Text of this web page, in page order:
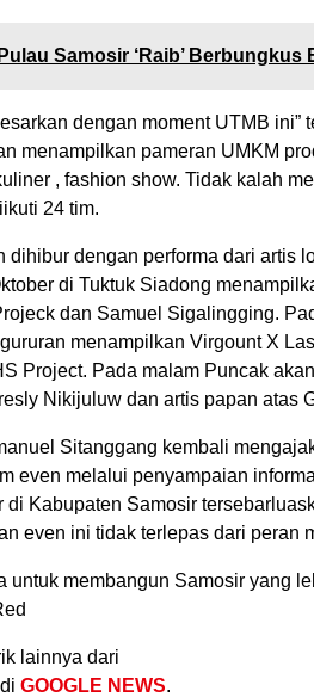
Pulau Samosir ‘Raib’ Berbungkus
dengan moment UTMB ini”
menampilkan pameran UMKM
, fashion show. Tidak kalah
24 tim.
dihibur dengan performa dari artis
di Tuktuk Siadong
dan Samuel Sigalingging.
menampilkan Virgount X
Project. Pada malam Puncak
Nikijuluw dan artis papan atas
Sitanggang kembali
even melalui penyampaian
di Kabupaten Samosir
even ini tidak terlepas dari peran
untuk membangun Samosir yang
lainnya dari
di GOOGLE NEWS.